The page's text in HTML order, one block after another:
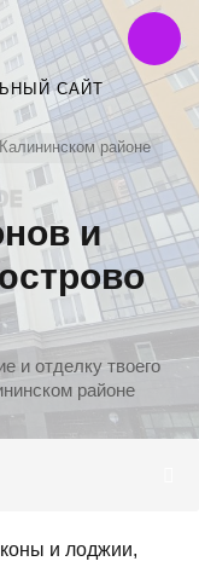
САЙТ
районе
и
и отделку твоего
районе
и лоджии,